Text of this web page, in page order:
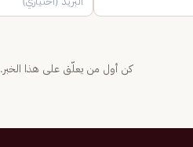
كن أول من يعلّق على هذا الخبر.